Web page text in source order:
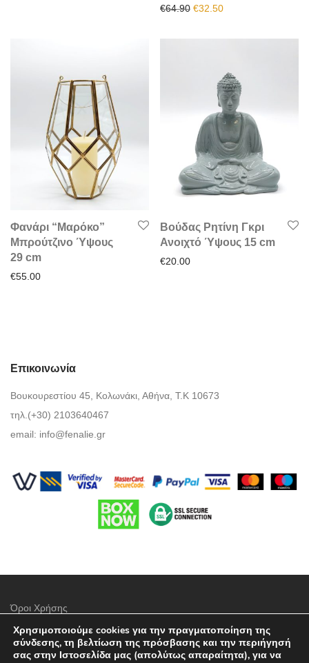
€64.90 Original price was: €64.90.
€32.50Η τρέχουσα τιμή
Φανάρι “Μαρόκο”
Μπρούτζινο Ύψους
29 cm
€55.00
Βούδας Ρητίνη Γκρι
Ανοιχτό Ύψους 15 cm
€20.00
Επικοινωνία
Βουκουρεστίου 45, Κολωνάκι, Αθήνα, Τ.Κ 10673
τηλ.(+30) 2103640467
email: info@fenalie.gr
Όροι Χρήσης
Πολιτική προστασίας απορρήτου
Τρόποι Πληρωμής
Χρησιμοποιούμε cookies για την πραγματοποίηση της
σύνδεσης, τη βελτίωση της πρόσβασης και την περιήγησή
σας στην Ιστοσελίδα μας (απολύτως απαραίτητα), για να